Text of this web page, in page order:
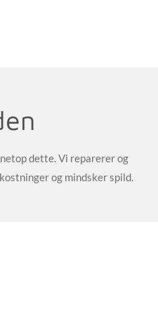
dette. Vi reparerer og
og mindsker spild.